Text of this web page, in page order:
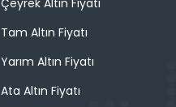
Çeyrek Altın Fiyatı
Tam Altın Fiyatı
Yarım Altın Fiyatı
Ata Altın Fiyatı